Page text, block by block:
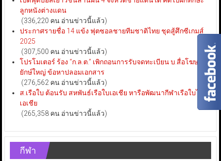
ลูกหนังต่างแดน
(336,220 คน อ่านข่าวนี้แล้ว)
ประกาศรายชื่อ 14 แข้ง ฟุตซอลชายทีมชาติไทย ชุดสู้ศึกซีเกมส์
2025
(307,500 คน อ่านข่าวนี้แล้ว)
โปรโมเตอร์ ร้อง “ก.ล.ต.” เพิกถอนการรับจดทะเบียน บ.สื่อโฆษณา
ยักษ์ใหญ่ ข้อหาปลอมเอกสาร
(276,562 คน อ่านข่าวนี้แล้ว)
ส.เรือใบ ต้อนรับ สหพันธ์เรือใบเอเชีย หารือพัฒนากีฬาเรือใบไทย-
เอเชีย
(265,358 คน อ่านข่าวนี้แล้ว)
กีฬา